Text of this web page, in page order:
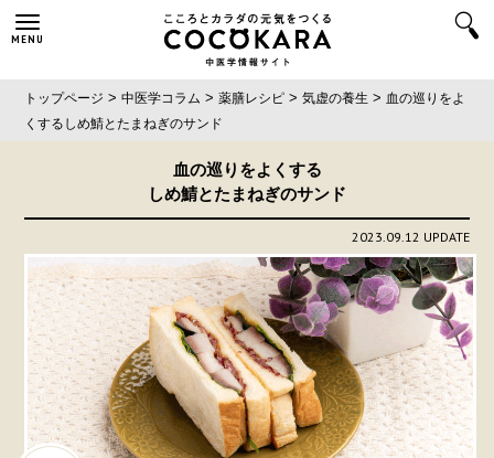
MENU
トップページ >中医学コラム >薬膳レシピ >気虚の養生 > 血の巡りをよ
くする しめ鯖とたまねぎのサンド
血の巡りをよくする
しめ鯖とたまねぎのサンド
2023.09.12 UPDATE